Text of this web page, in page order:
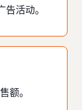
活动。
额。